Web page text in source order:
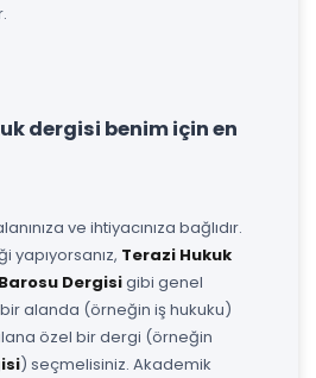
dergisi benim için en
ve ihtiyacınıza bağlıdır.
yapıyorsanız, Terazi Hukuk
Dergisigibi genel
alanda (örneğin iş hukuku)
özel bir dergi (örneğin
) seçmelisiniz. Akademik